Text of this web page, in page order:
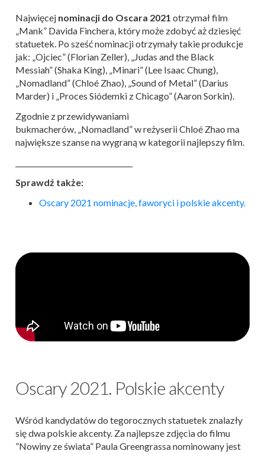
Najwięcej nominacji do Oscara 2021 otrzymał film
„Mank” Davida Finchera, który może zdobyć aż dziesięć
statuetek. Po sześć nominacji otrzymały takie produkcje
jak: „Ojciec” (Florian Zeller), „Judas and the Black
Messiah” (Shaka King), „Minari” (Lee Isaac Chung),
„Nomadland” (Chloé Zhao), „Sound of Metal” (Darius
Marder) i „Proces Siódemki z Chicago” (Aaron Sorkin).
Zgodnie z przewidywaniami
bukmacherów, „Nomadland” w reżyserii Chloé Zhao ma
największe szanse na wygraną w kategorii najlepszy film.
Sprawdź także:
Oscary 2021 nominacje, faworyci i polskie akcenty.
Oscary 2021. Polskie akcenty
Wśród kandydatów do tegorocznych statuetek znalazły
się dwa polskie akcenty. Za najlepsze zdjęcia do filmu
”Nowiny ze świata” Paula Greengrassa nominowany jest